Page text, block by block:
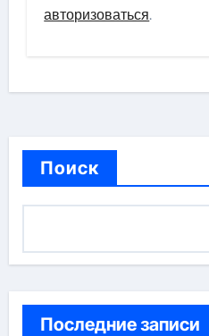
авторизоваться.
Поиск
Последние записи